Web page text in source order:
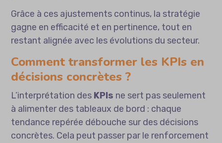
Grâce à ces ajustements continus, la stratégie
gagne en efficacité et en pertinence, tout en
restant alignée avec les évolutions du secteur.
Comment transformer les KPIs en
décisions concrètes ?
L’interprétation des KPIs ne sert pas seulement
à alimenter des tableaux de bord : chaque
tendance repérée débouche sur des décisions
concrètes. Cela peut passer par le renforcement